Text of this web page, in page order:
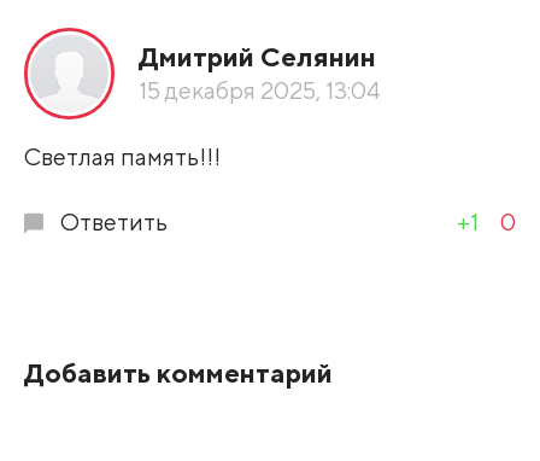
По рейтингу
Развернуть все
Дмитрий Селянин
15 декабря 2025, 13:04
Светлая память!!!
Ответить +1 0
Добавить комментарий